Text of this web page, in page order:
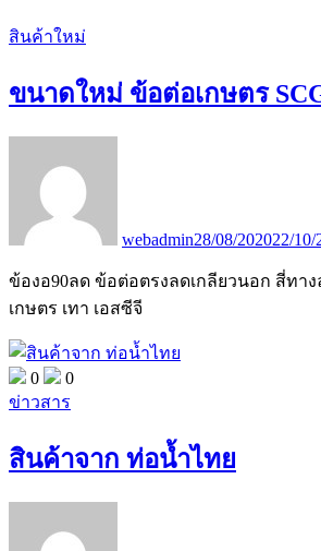
สินค้าใหม่
ขนาดใหม่ ข้อต่อเกษตร
webadmin28/08/202022/10/
ข้องอ90ลด ข้อต่อตรงลดเกลียวนอก สี่ทา
เกษตร เทา เอสซีจี
0
0
ข่าวสาร
สินค้าจาก ท่อน้ำไทย